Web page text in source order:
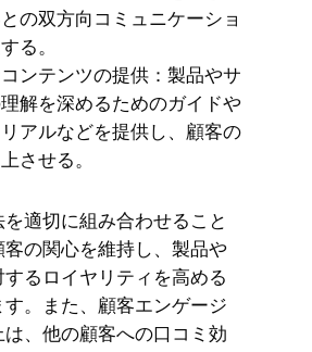
の双方向コミュニケーショ
る。
ンテンツの提供：製品やサ
解を深めるためのガイドや
アルなどを提供し、顧客の
させる。
適切に組み合わせること
客の関心を維持し、製品や
るロイヤリティを高める
す。また、顧客エンゲージ
は、他の顧客への口コミ効